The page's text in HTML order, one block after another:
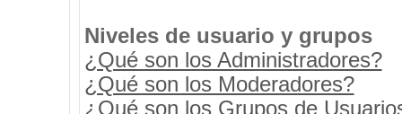
Niveles de usuario y grupos
¿Qué son los Administradores?
¿Qué son los Moderadores?
¿Qué son los Grupos de